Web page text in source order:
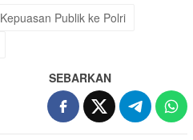
Kepuasan Publik ke Polri
SEBARKAN